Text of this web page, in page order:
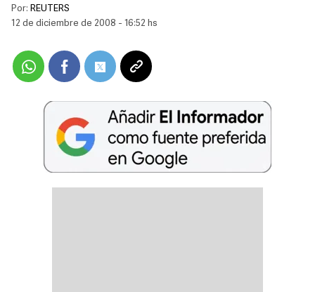
Por: REUTERS
12 de diciembre de 2008 - 16:52 hs